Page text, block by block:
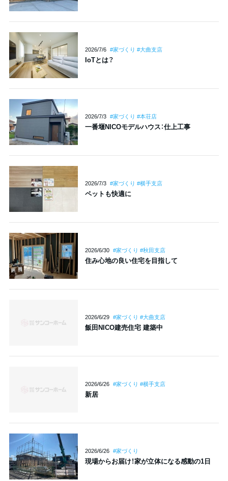
2026/7/6 #家づくり #大曲支店
IoTとは？
2026/7/3 #家づくり #本荘店
一番堰NICOモデルハウス：仕上工事
2026/7/3 #家づくり #横手支店
ペットも快適に
2026/6/30 #家づくり #秋田支店
住み心地の良い住宅を目指して
2026/6/29 #家づくり #大曲支店
飯田NICO建売住宅 建築中
2026/6/26 #家づくり #横手支店
新居
2026/6/26 #家づくり
現場からお届け！家が立体になる感動の1日